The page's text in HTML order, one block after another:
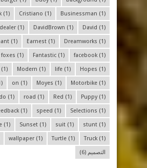
Businessman (1)
Cristiano (1)
(1)
David (1)
DavidBrown (1)
dealer (1)
Dreamworks (1)
Earnest (1)
(1)
facebook (1)
Fantastic (1)
foxes (1)
Hopes (1)
life (1)
Modern (1)
(1)
Motorbike (1)
Moyes (1)
on (1)
Puppy(1)
Red (1)
road (1)
(1)
Selections (1)
speed (1)
(1)
stunt (1)
suit (1)
Sunset (1)
(1)
Truck (1)
Turtle (1)
wallpaper (1)
التصميم (6)